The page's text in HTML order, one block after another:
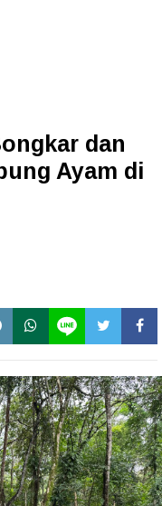
dan
Ayam di